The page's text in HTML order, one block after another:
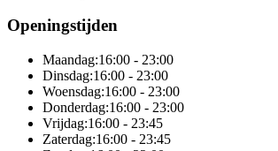
Openingstijden
Maandag:16:00 - 23:00
Dinsdag:16:00 - 23:00
Woensdag:16:00 - 23:00
Donderdag:16:00 - 23:00
Vrijdag:16:00 - 23:45
Zaterdag:16:00 - 23:45